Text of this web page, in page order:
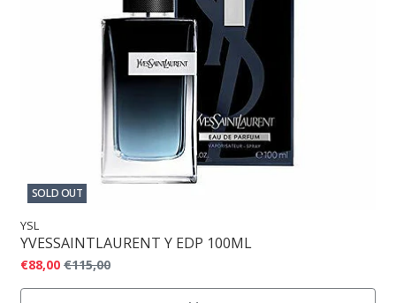
SOLD OUT
YSL
YVESSAINTLAURENT Y EDP 100ML
€88,00 €115,00